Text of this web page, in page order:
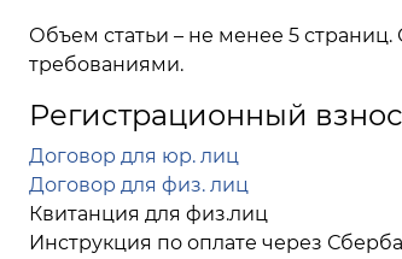
Объем статьи – не менее 5
требованиями.
Регистрационный взнос
Договор для юр. лиц
Договор для физ. лиц
Квитанция для физ.лиц
Инструкция по оплате через